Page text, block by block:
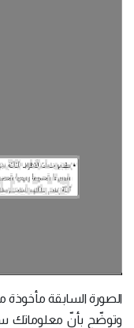
وتوضّح بأنّ معلوماتك